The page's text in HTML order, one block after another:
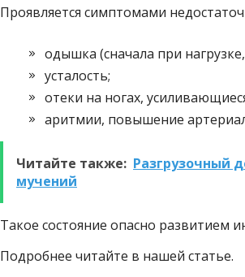
Проявляется симптомами
одышка (сначала при
усталость;
отеки на ногах,
аритмии, повышение
Читайте также: Разгрузочный
мучений
Такое состояние опасно развитием
Подробнее читайте в нашей статье.